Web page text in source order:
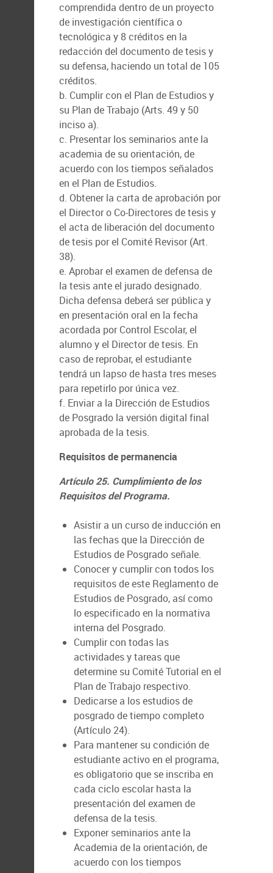
comprendida dentro de un proyecto
de investigación científica o
tecnológica y 8 créditos en la
redacción del documento de tesis y
su defensa, haciendo un total de 105
créditos.
b. Cumplir con el Plan de Estudios y
su Plan de Trabajo (Arts. 49 y 50
inciso a).
c. Presentar los seminarios ante la
academia de su orientación, de
acuerdo con los tiempos señalados
en el Plan de Estudios.
d. Obtener la carta de aprobación por
el Director o Co-Directores de tesis y
el acta de liberación del documento
de tesis por el Comité Revisor (Art.
38).
e. Aprobar el examen de defensa de
la tesis ante el jurado designado.
Dicha defensa deberá ser pública y
en presentación oral en la fecha
acordada por Control Escolar, el
alumno y el Director de tesis. En
caso de reprobar, el estudiante
tendrá un lapso de hasta tres meses
para repetirlo por única vez.
f. Enviar a la Dirección de Estudios
de Posgrado la versión digital final
aprobada de la tesis.
Requisitos de permanencia
Artículo 25. Cumplimiento de los
Requisitos del Programa.
Asistir a un curso de inducción en
las fechas que la Dirección de
Estudios de Posgrado señale.
Conocer y cumplir con todos los
requisitos de este Reglamento de
Estudios de Posgrado, así como
lo especificado en la normativa
interna del Posgrado.
Cumplir con todas las
actividades y tareas que
determine su Comité Tutorial en el
Plan de Trabajo respectivo.
Dedicarse a los estudios de
posgrado de tiempo completo
(Artículo 24).
Para mantener su condición de
estudiante activo en el programa,
es obligatorio que se inscriba en
cada ciclo escolar hasta la
presentación del examen de
defensa de la tesis.
Exponer seminarios ante la
Academia de la orientación, de
acuerdo con los tiempos